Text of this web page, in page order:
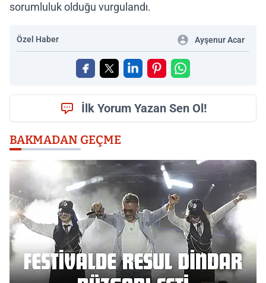
sorumluluk olduğu vurgulandı.
Özel Haber Ayşenur Acar
İlk Yorum Yazan Sen Ol!
BAKMADAN GEÇME